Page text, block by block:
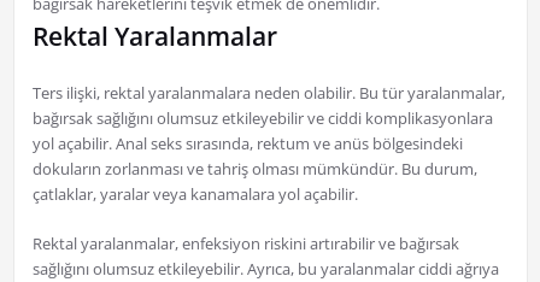
Rektal Yaralanmalar
Ters ilişki, rektal yaralanmalara neden olabilir. Bu tür yaralanmalar,
bağırsak sağlığını olumsuz etkileyebilir ve ciddi komplikasyonlara
yol açabilir. Anal seks sırasında, rektum ve anüs bölgesindeki
dokuların zorlanması ve tahriş olması mümkündür. Bu durum,
çatlaklar, yaralar veya kanamalara yol açabilir.
Rektal yaralanmalar, enfeksiyon riskini artırabilir ve bağırsak
sağlığını olumsuz etkileyebilir. Ayrıca, bu yaralanmalar ciddi ağrıya